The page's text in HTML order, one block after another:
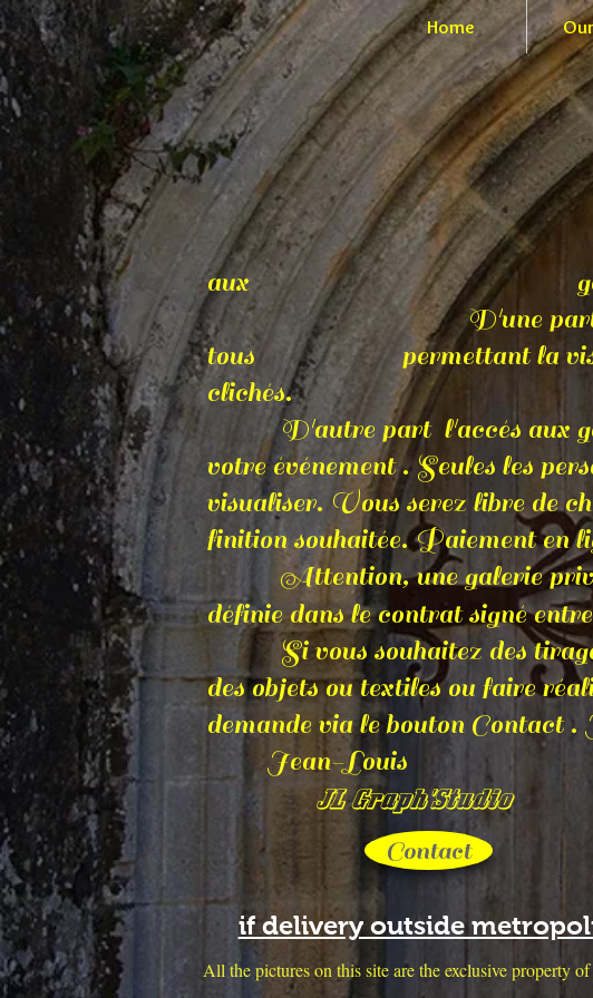
Home
Contact
aux
D'une part une galerie
tous permettant la
clichés.
D'autre part l'accés aux
votre événement . Seules les
visualiser. Vous serez libre de
finition souhaitée. Paiement en
Attention, une galerie privée
définie dans le contrat signé entre
Si vous souhaitez des tirages
des objets ou textiles ou faire
demande via le bouton Contact
Jean-Louis
JL Graph'Studio
if delivery outside
All the pictures on this site are the exclusive property